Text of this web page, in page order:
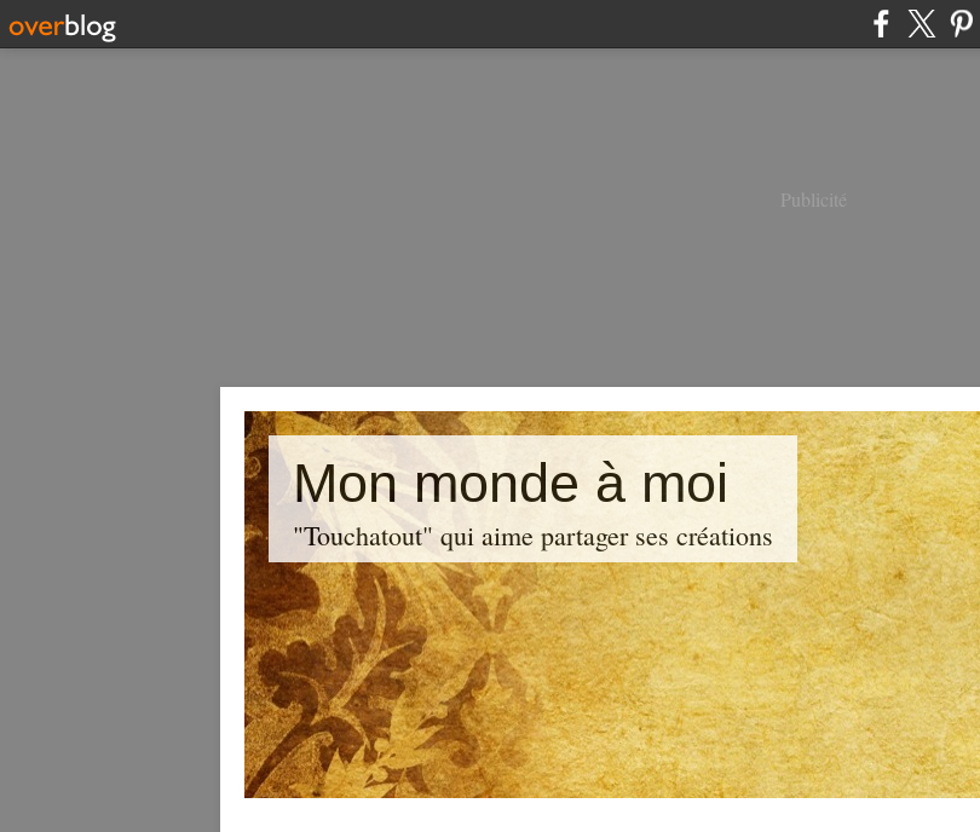
Publicité
Mon monde à moi
"Touchatout" qui aime partager ses créations